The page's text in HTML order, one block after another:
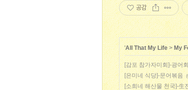
공감
'All That My Life>My
[감포 참가자미회]-광어
[은미네 식당]-문어볶음
[소희네 해산물 천국]-生